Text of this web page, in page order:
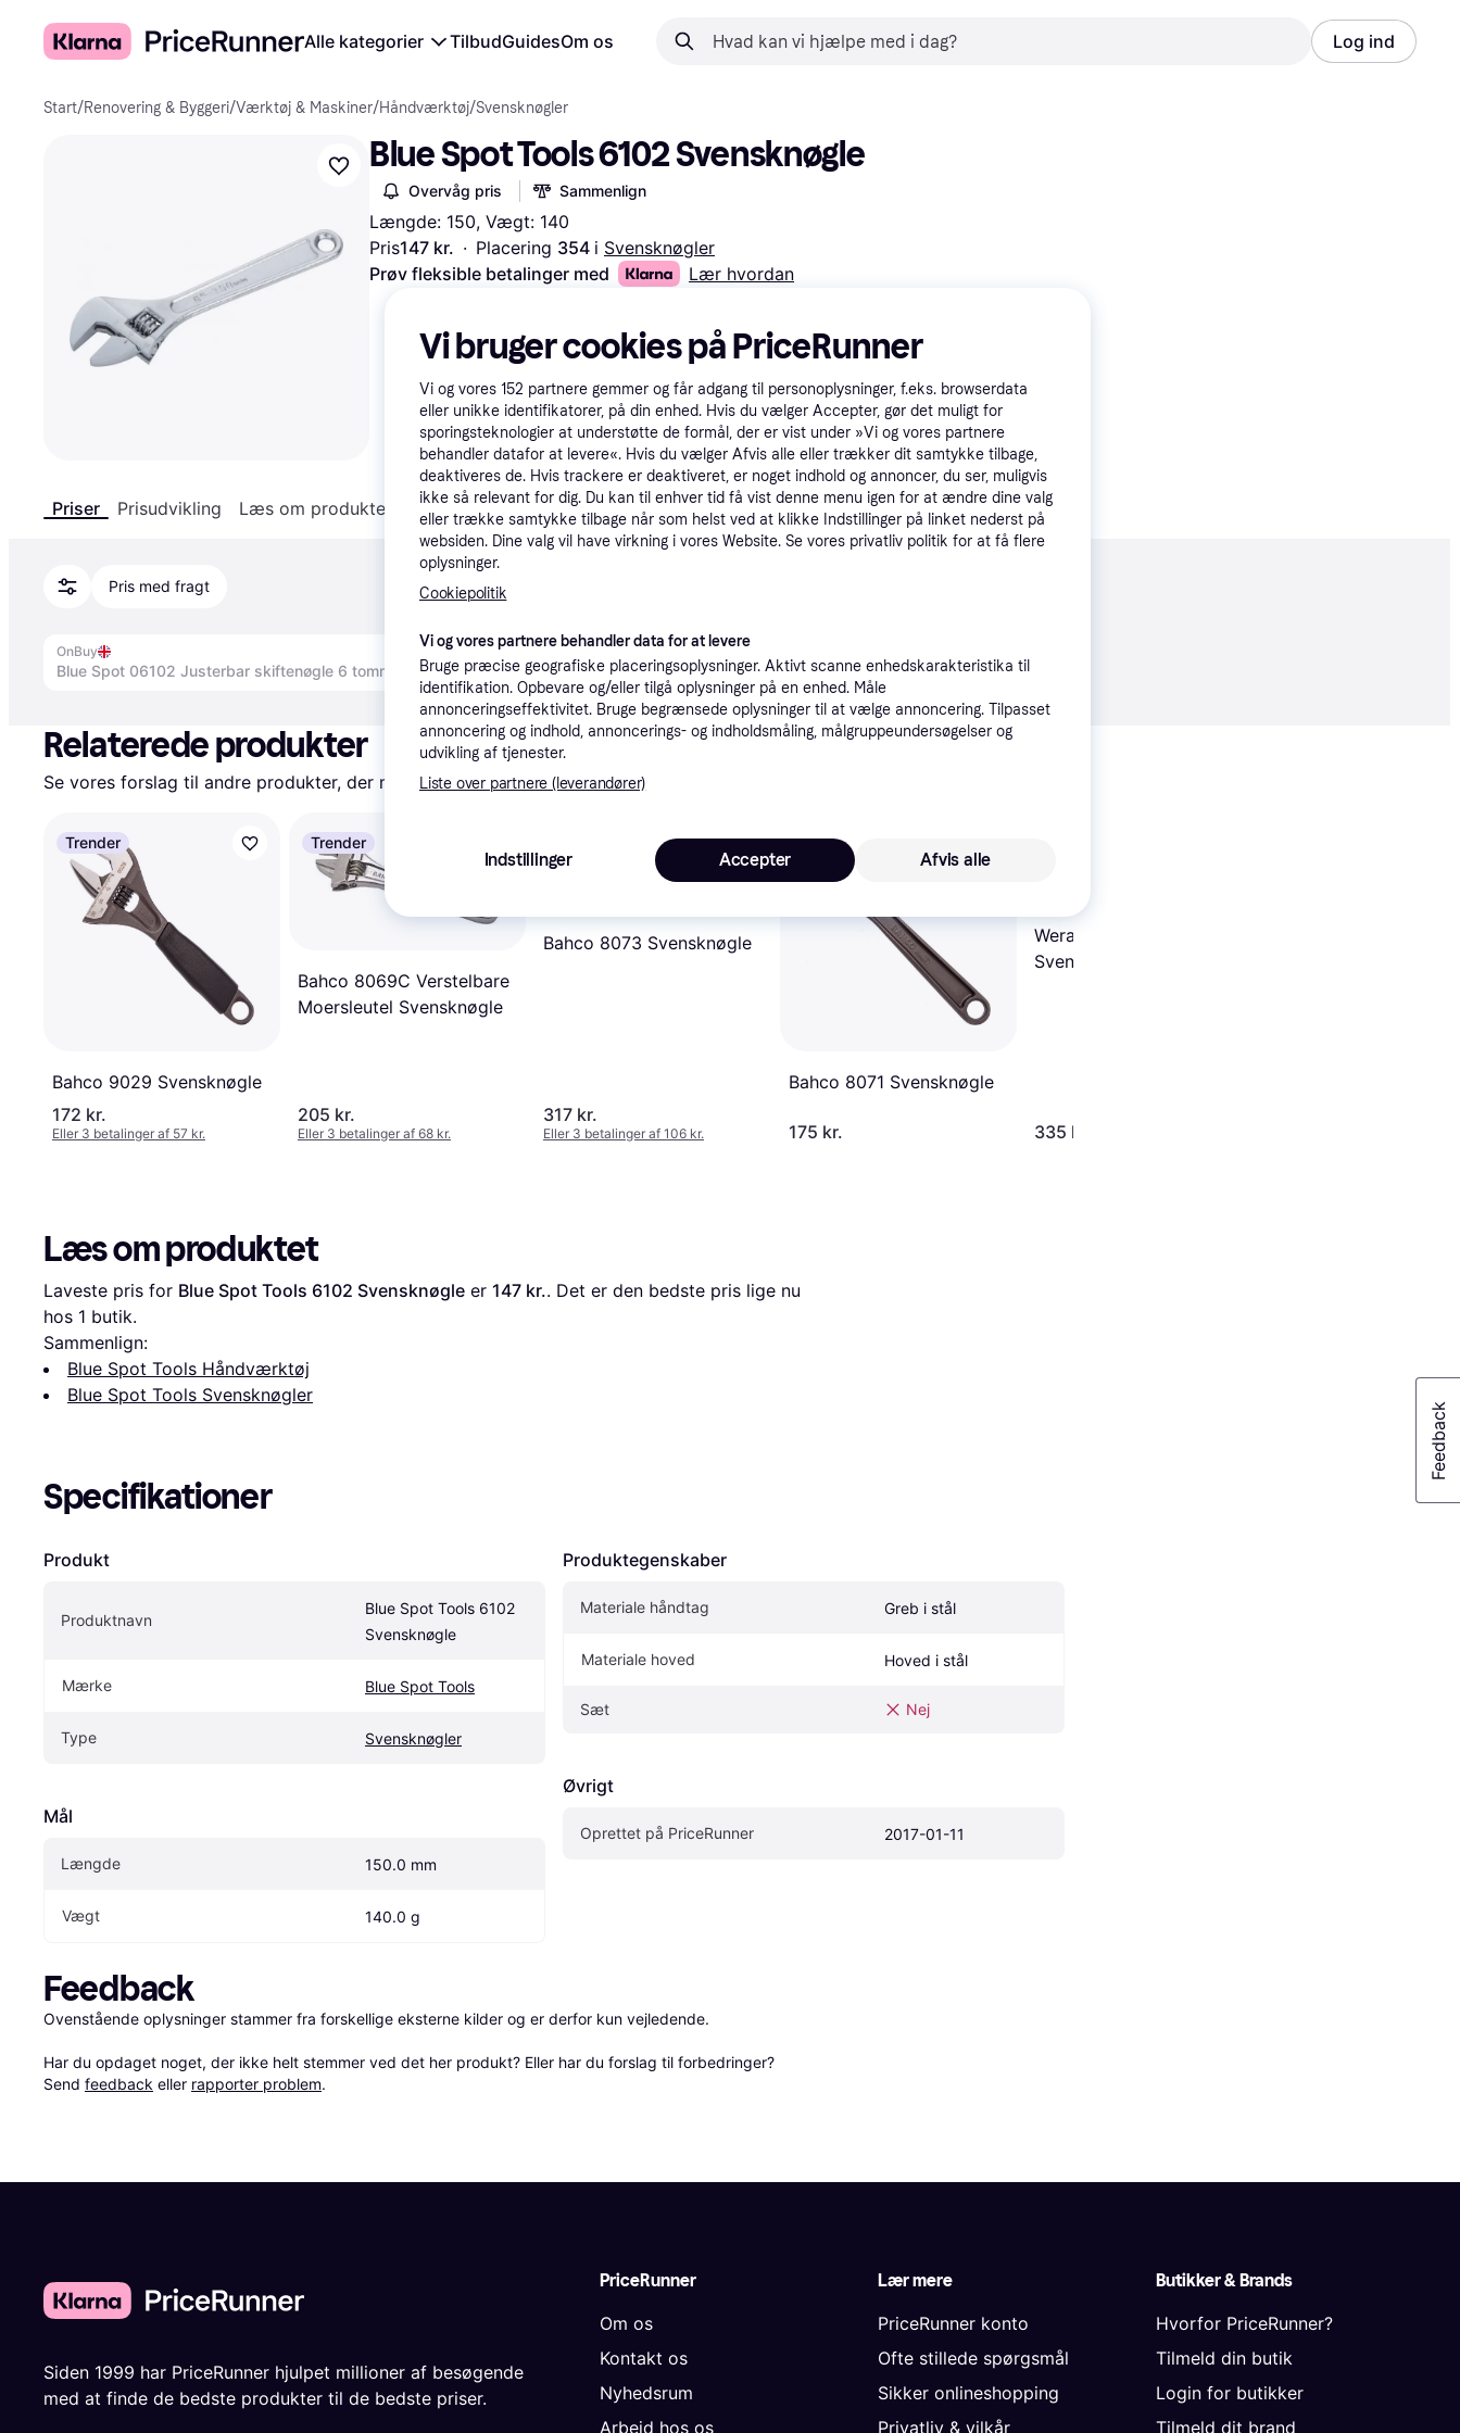
Alle kategorier TilbudGuidesOm os Log ind
Start/Renovering & Byggeri/Værktøj & Maskiner/Håndværktøj/Svensknøgler
Blue Spot Tools 6102 Svensknøgle
Overvåg pris Sammenlign
Længde: 150, Vægt: 140
Pris147 kr. · Placering 354 i Svensknøgler
Prøv fleksible betalinger med
Lær hvordan
Priser Prisudvikling Læs om produktet Specifikationer
Pris med fragt
OnBuy
Blue Spot 06102 Justerbar skiftenøgle 6 tommer - 6in 150mm Blåt værktøj - justerbar skiftenøgle 6in 150mm Blue Spot værktøj 06102 Fri fragt,3-5 dage147 kr.
Relaterede produkter
Se vores forslag til andre produkter, der matcher dine interesser.
Trender
Bahco 9029 Svensknøgle
172 kr.
Eller 3 betalinger af 57 kr.
Trender
Bahco 8069C Verstelbare
Moersleutel Svensknøgle
205 kr.
Eller 3 betalinger af 68 kr.
Bahco 8073 Svensknøgle
317 kr.
Eller 3 betalinger af 106 kr.
Trender
Bahco 8071 Svensknøgle
175 kr.
Wera Joker 6004
Svensknøgle
335 kr.
Læs om produktet
Laveste pris for Blue Spot Tools 6102 Svensknøgle er 147 kr.. Det er den bedste pris lige nu
hos 1 butik.
Sammenlign:
Blue Spot Tools Håndværktøj
Blue Spot Tools Svensknøgler
Specifikationer
Produkt
Produktnavn
Blue Spot Tools 6102
Svensknøgle
Mærke Blue Spot Tools
Type Svensknøgler
Mål
Længde 150.0 mm
Vægt 140.0 g
Produktegenskaber
Materiale håndtag Greb i stål
Materiale hoved Hoved i stål
Sæt Nej
Øvrigt
Oprettet på PriceRunner 2017-01-11
Feedback
Ovenstående oplysninger stammer fra forskellige eksterne kilder og er derfor kun vejledende.
Har du opdaget noget, der ikke helt stemmer ved det her produkt? Eller har du forslag til forbedringer?
Send feedback eller rapporter problem.
PriceRunner
Om os
Kontakt os
Nyhedsrum
Arbejd hos os
Lær mere
PriceRunner konto
Ofte stillede spørgsmål
Sikker onlineshopping
Privatliv & vilkår
Butikker & Brands
Hvorfor PriceRunner?
Tilmeld din butik
Login for butikker
Tilmeld dit brand
Siden 1999 har PriceRunner hjulpet millioner af besøgende
med at finde de bedste produkter til de bedste priser.
Vi bruger cookies på PriceRunner
Vi og vores 152 partnere gemmer og får adgang til personoplysninger, f.eks. browserdata
eller unikke identifikatorer, på din enhed. Hvis du vælger Accepter, gør det muligt for
sporingsteknologier at understøtte de formål, der er vist under »Vi og vores partnere
behandler datafor at levere«. Hvis du vælger Afvis alle eller trækker dit samtykke tilbage,
deaktiveres de. Hvis trackere er deaktiveret, er noget indhold og annoncer, du ser, muligvis
ikke så relevant for dig. Du kan til enhver tid få vist denne menu igen for at ændre dine valg
eller trække samtykke tilbage når som helst ved at klikke Indstillinger på linket nederst på
websiden. Dine valg vil have virkning i vores Website. Se vores privatliv politik for at få flere
oplysninger.
Cookiepolitik
Vi og vores partnere behandler data for at levere
Bruge præcise geografiske placeringsoplysninger. Aktivt scanne enhedskarakteristika til
identifikation. Opbevare og/eller tilgå oplysninger på en enhed. Måle
annonceringseffektivitet. Bruge begrænsede oplysninger til at vælge annoncering. Tilpasset
annoncering og indhold, annoncerings- og indholdsmåling, målgruppeundersøgelser og
udvikling af tjenester.
Liste over partnere (leverandører)
Indstillinger Afvis alle
Accepter